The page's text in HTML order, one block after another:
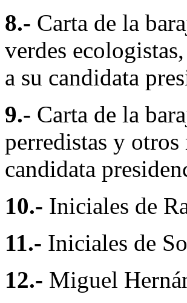
8.- Carta de la
verdes
a su candidata
9.- Carta de la
perredistas y
candidata
10.- Iniciales de
11.- Iniciales de
12.- Miguel